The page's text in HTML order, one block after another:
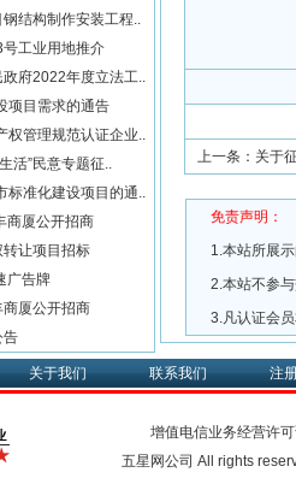
上一条： 关于
免责声明：
1.本站所展
2.本站不参
3.凡认证会
结构制作安装工程..
工业用地推介
府2022年度立法工..
项目需求的通告
权管理规范认证企业..
活”民意专题征..
标准化建设项目的通..
商厦公开招商
让项目招标
广告牌
厦公开招商
告
关于我们 联系我们 注
增值电信业务经营许
五星网公司 All rights